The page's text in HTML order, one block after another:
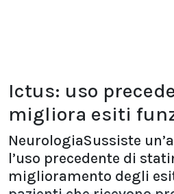
Ictus: uso
migliora esiti
NeurologiaSussiste
l’uso precedente di
miglioramento degli